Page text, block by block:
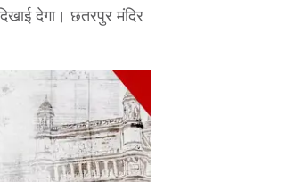
देगा। छतरपुर मंदिर